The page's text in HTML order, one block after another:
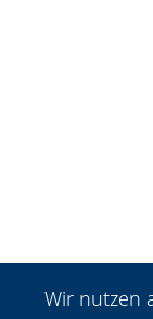
Wir nutzen